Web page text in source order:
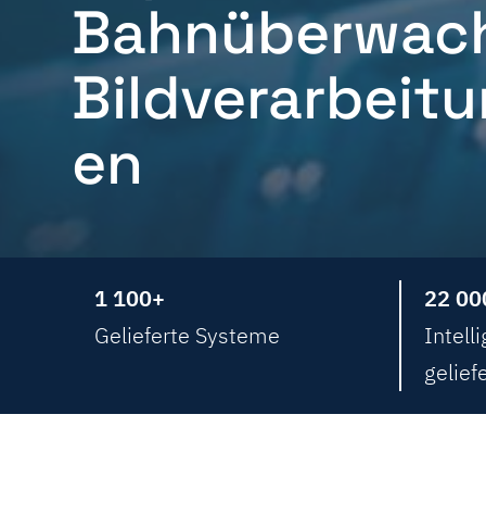
en
1 100+
Gelieferte Systeme
22